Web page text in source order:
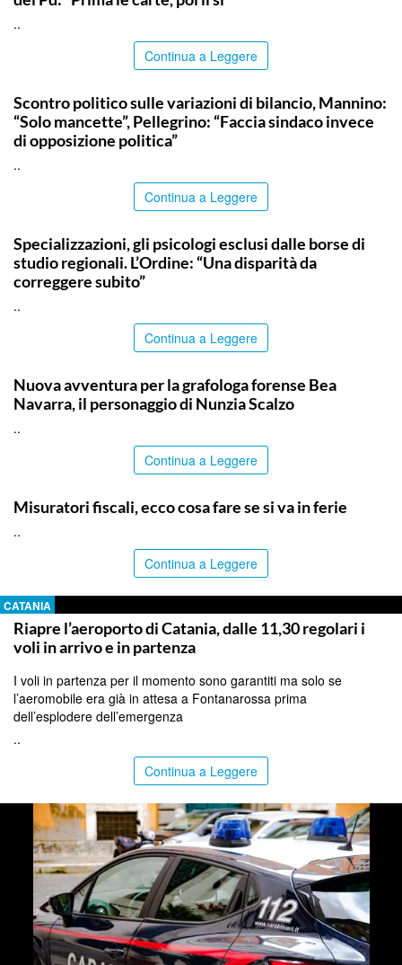
..
Continua a Leggere
Scontro politico sulle variazioni di bilancio, Mannino:
“Solo mancette”, Pellegrino: “Faccia sindaco invece
di opposizione politica”
..
Continua a Leggere
Specializzazioni, gli psicologi esclusi dalle borse di
studio regionali. L’Ordine: “Una disparità da
correggere subito”
..
Continua a Leggere
Nuova avventura per la grafologa forense Bea
Navarra, il personaggio di Nunzia Scalzo
..
Continua a Leggere
Misuratori fiscali, ecco cosa fare se si va in ferie
..
Continua a Leggere
CATANIA
Riapre l’aeroporto di Catania, dalle 11,30 regolari i
voli in arrivo e in partenza
I voli in partenza per il momento sono garantiti ma solo se
l’aeromobile era già in attesa a Fontanarossa prima
dell’esplodere dell’emergenza
..
Continua a Leggere